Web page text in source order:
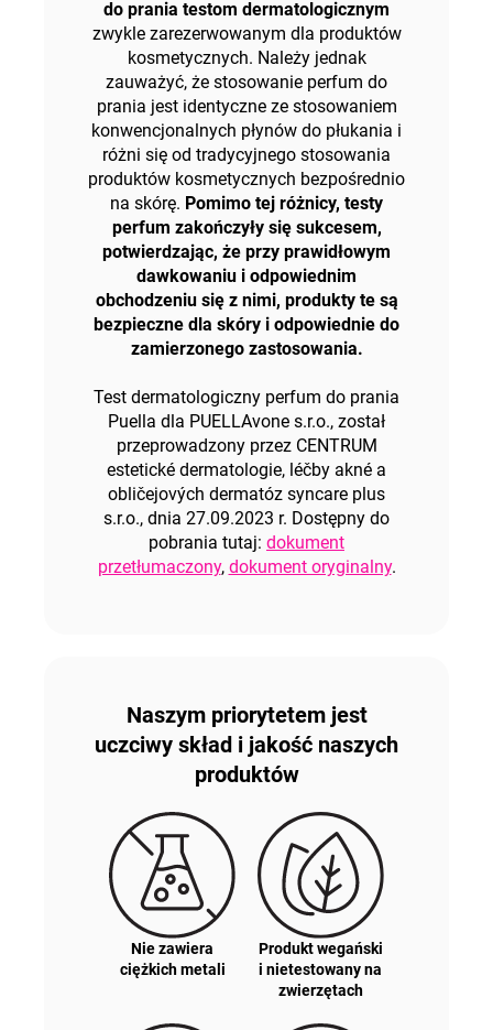
do prania testom dermatologicznym
zwykle zarezerwowanym dla produktów
kosmetycznych. Należy jednak
zauważyć, że stosowanie perfum do
prania jest identyczne ze stosowaniem
konwencjonalnych płynów do płukania i
różni się od tradycyjnego stosowania
produktów kosmetycznych bezpośrednio
na skórę. Pomimo tej różnicy, testy
perfum zakończyły się sukcesem,
potwierdzając, że przy prawidłowym
dawkowaniu i odpowiednim
obchodzeniu się z nimi, produkty te są
bezpieczne dla skóry i odpowiednie do
zamierzonego zastosowania.
Test dermatologiczny perfum do prania
Puella dla PUELLAvone s.r.o., został
przeprowadzony przez CENTRUM
estetické dermatologie, léčby akné a
obličejových dermatóz syncare plus
s.r.o., dnia 27.09.2023 r. Dostępny do
pobrania tutaj: dokument
przetłumaczony, dokument oryginalny.
Naszym priorytetem jest
uczciwy skład i jakość naszych
produktów
Nie zawiera
ciężkich metali
Produkt wegański
i nietestowany na
zwierzętach